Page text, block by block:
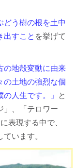
どう樹の根を土中
出すこと を挙げて
の地殻変動に由来
の土地の強烈な個
人生です。」
と
」、「テロワー
表現する中で、
います。